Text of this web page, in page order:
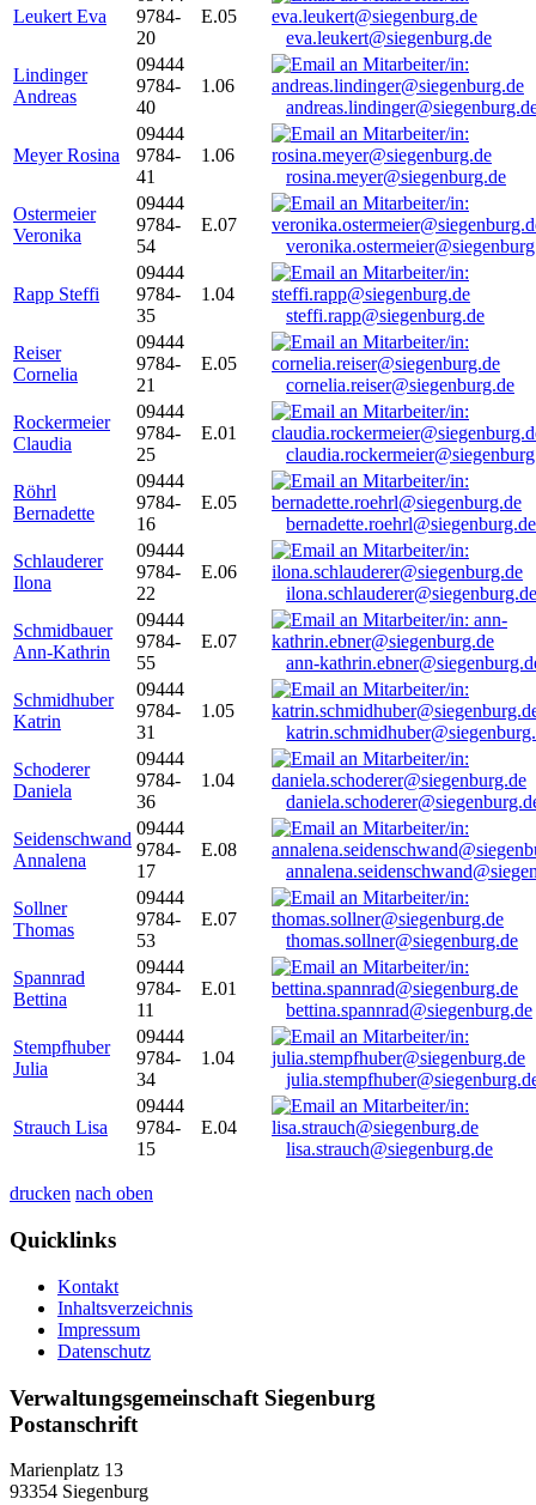
Leukert Eva
9784-
20
E.05
eva.leukert@siegenburg.de
Lindinger
Andreas
09444
9784-
40
1.06
Meyer Rosina
09444
9784-
41
1.06
rosina.meyer@siegenburg.de
Ostermeier
Veronika
09444
9784-
54
E.07
Rapp Steffi
09444
9784-
35
1.04
steffi.rapp@siegenburg.de
Reiser
Cornelia
09444
9784-
21
E.05
cornelia.reiser@siegenburg.de
Rockermeier
Claudia
09444
9784-
25
E.01
Röhrl
Bernadette
09444
9784-
16
E.05
bernadette.roehrl@siegenburg.de
Schlauderer
Ilona
09444
9784-
22
E.06
ilona.schlauderer@siegenburg.de
Schmidbauer
Ann-Kathrin
09444
9784-
55
E.07
ann-
Schmidhuber
Katrin
09444
9784-
31
1.05
Schoderer
Daniela
09444
9784-
36
1.04
Seidenschwand
Annalena
09444
9784-
17
E.08
Sollner
Thomas
09444
9784-
53
E.07
thomas.sollner@siegenburg.de
Spannrad
Bettina
09444
9784-
11
E.01
bettina.spannrad@siegenburg.de
Stempfhuber
Julia
09444
9784-
34
1.04
Strauch Lisa
09444
9784-
15
E.04
lisa.strauch@siegenburg.de
drucken nach oben
Quicklinks
Kontakt
Inhaltsverzeichnis
Impressum
Datenschutz
Verwaltungsgemeinschaft Siegenburg
Postanschrift
Marienplatz 13
93354 Siegenburg